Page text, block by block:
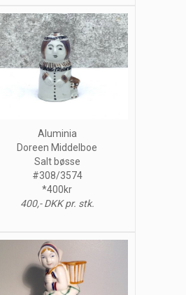
Aluminia
Doreen Middelboe
Salt bøsse
#308/3574
*400kr
400,- DKK pr. stk.